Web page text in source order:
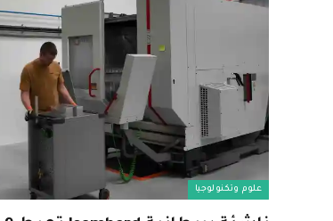
علوم وتكنولوجيا